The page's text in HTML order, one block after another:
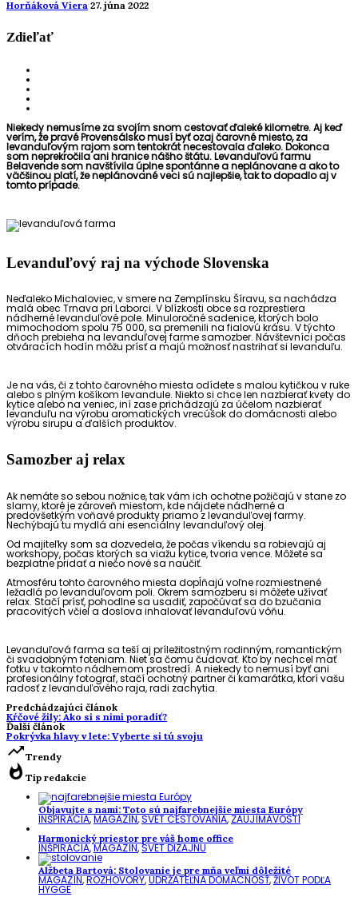
Horňáková Viera 27. júna 2022
Zdieľať
Niekedy nemusíme za svojím snom cestovať ďaleké kilometre. Aj keď
verím, že pravé Provensálsko musí byť ozaj čarovné miesto, za
levanduľovým rajom som tentokrát necestovala ďaleko. Dokonca
som neprekročila ani hranice nášho štátu. Levanduľovú farmu
Belavende som navštívila úplne spontánne a neplánovane a ako to
väčšinou platí, že neplánované veci sú najlepšie, tak to dopadlo aj v
tomto prípade.
Levanduľový raj na východe Slovenska
Neďaleko Michaloviec, v smere na Zemplínsku Šíravu, sa nachádza
malá obec Trnava pri Laborci. V blízkosti obce sa rozprestiera
nádherné levanduľové pole. Minuloročné sadenice, ktorých bolo
mimochodom spolu 75 000, sa premenili na fialovú krásu. V týchto
dňoch prebieha na levanduľovej farme samozber. Návštevníci počas
otváracích hodín môžu prísť a majú možnosť nastrihať si levanduľu.
Je na vás, či z tohto čarovného miesta odídete s malou kytičkou v ruke
alebo s plným košíkom levandule. Niekto si chce len nazbierať kvety do
kytice alebo na veniec, iní zase prichádzajú za účelom nazbierať
levanduľu na výrobu aromatických vrecúšok do domácnosti alebo
výrobu sirupu a ďalších produktov.
Samozber aj relax
Ak nemáte so sebou nožnice, tak vám ich ochotne požičajú v stane zo
slamy, ktoré je zároveň miestom, kde nájdete nádherné a
predovšetkým voňavé produkty priamo z levanduľovej farmy.
Nechýbajú tu mydlá ani esenciálny levanduľový olej.
Od majiteľky som sa dozvedela, že počas víkendu sa robievajú aj
workshopy, počas ktorých sa viažu kytice, tvoria vence. Môžete sa
bezplatne pridať a niečo nové sa naučiť.
Atmosféru tohto čarovného miesta dopĺňajú voľne rozmiestnené
ležadlá po levanduľovom poli. Okrem samozberu si môžete užívať
relax. Stačí prísť, pohodlne sa usadiť, započúvať sa do bzučania
pracovitých včiel a doslova inhalovať levanduľovú vôňu.
Levanduľová farma sa teší aj príležitostným rodinným, romantickým
či svadobným foteniam. Niet sa čomu čudovať. Kto by nechcel mať
fotku v takomto nádhernom prostredí. A niekedy to nemusí byť ani
profesionálny fotograf, stačí ochotný partner či kamarátka, ktorí vašu
radosť z levanduľového raja, radi zachytia.
Predchádzajúci článok
Kŕčové žily: Ako si s nimi poradiť?
Ďalší článok
Pokrývka hlavy v lete: Vyberte si tú svoju
trending_upTrendy
whatshot Tip redakcie
Objavujte s nami: Toto sú najfarebnejšie miesta Európy
INŠPIRÁCIA,MAGAZÍN,SVET CESTOVANIA,ZAUJÍMAVOSTI
Harmonický priestor pre váš home office
INŠPIRÁCIA,MAGAZÍN,SVET DIZAJNU
Alžbeta Bartová: Stolovanie je pre mňa veľmi dôležité
MAGAZÍN,ROZHOVORY,UDRŽATEĽNÁ DOMÁCNOSŤ,ŽIVOT PODĽA
HYGGE